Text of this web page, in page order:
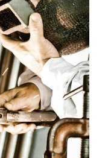
Prieš
Kviečiant
Meistrą
Kaune
kaip
ir
kur